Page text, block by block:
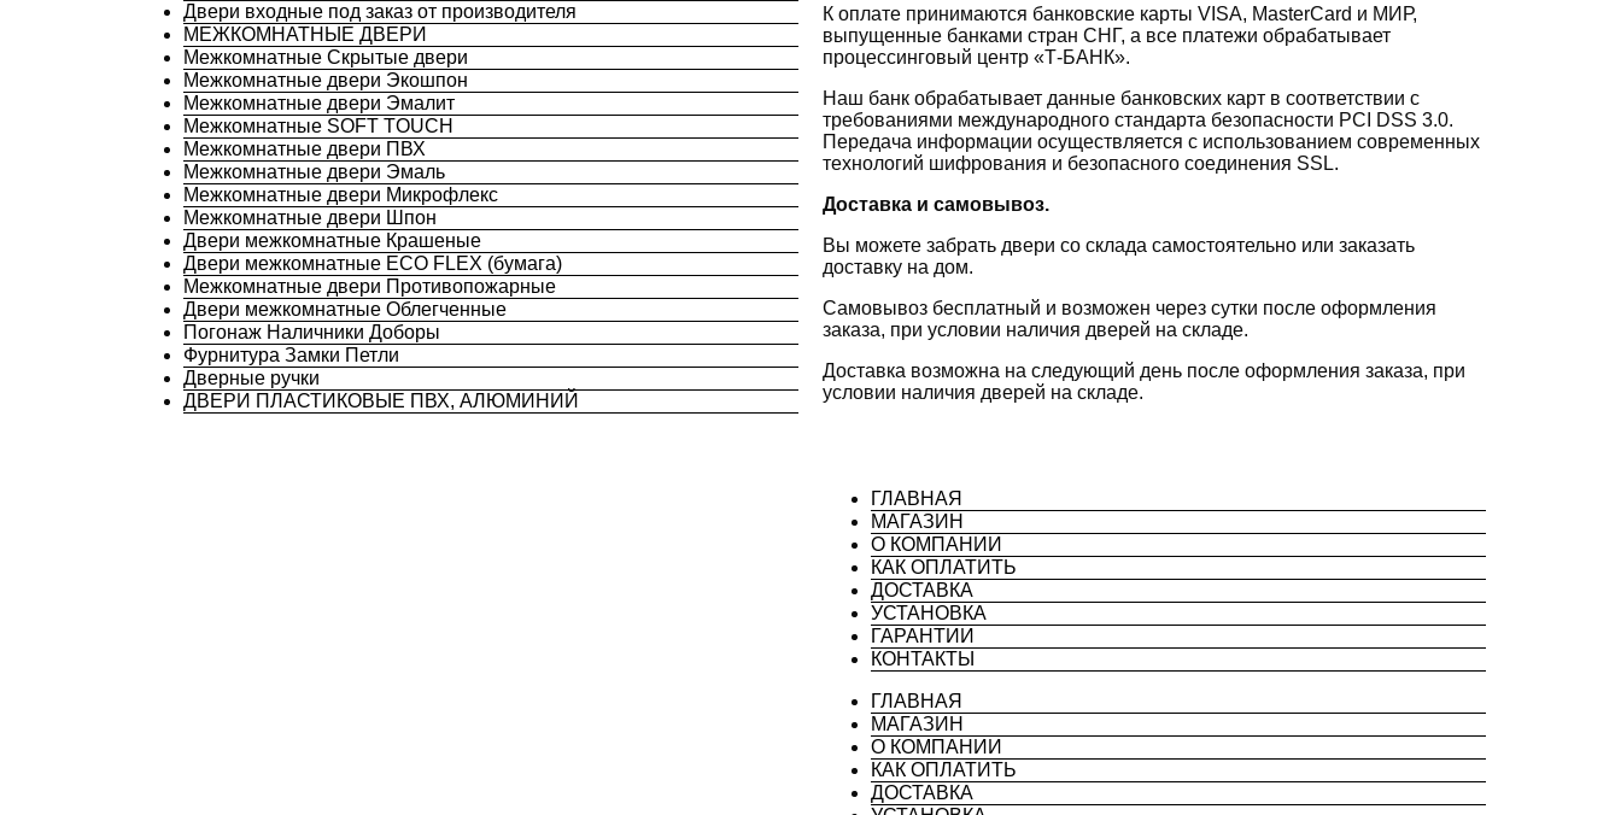
Двери входные под заказ от производителя
МЕЖКОМНАТНЫЕ ДВЕРИ
Межкомнатные Скрытые двери
Межкомнатные двери Экошпон
Межкомнатные двери Эмалит
Межкомнатные SOFT TOUCH
Межкомнатные двери ПВХ
Межкомнатные двери Эмаль
Межкомнатные двери Микрофлекс
Межкомнатные двери Шпон
Двери межкомнатные Крашеные
Двери межкомнатные ECO FLEX (бумага)
Межкомнатные двери Противопожарные
Двери межкомнатные Облегченные
Погонаж Наличники Доборы
Фурнитура Замки Петли
Дверные ручки
ДВЕРИ ПЛАСТИКОВЫЕ ПВХ, АЛЮМИНИЙ
К оплате принимаются банковские карты VISA, MasterCard и МИР,
выпущенные банками стран СНГ, а все платежи обрабатывает
процессинговый центр «Т-БАНК».
Наш банк обрабатывает данные банковских карт в соответствии с
требованиями международного стандарта безопасности PCI DSS 3.0.
Передача информации осуществляется с использованием современных
технологий шифрования и безопасного соединения SSL.
Доставка и самовывоз.
Вы можете забрать двери со склада самостоятельно или заказать
доставку на дом.
Самовывоз бесплатный и возможен через сутки после оформления
заказа, при условии наличия дверей на складе.
Доставка возможна на следующий день после оформления заказа, при
условии наличия дверей на складе.
ГЛАВНАЯ
МАГАЗИН
О КОМПАНИИ
КАК ОПЛАТИТЬ
ДОСТАВКА
УСТАНОВКА
ГАРАНТИИ
КОНТАКТЫ
ГЛАВНАЯ
МАГАЗИН
О КОМПАНИИ
КАК ОПЛАТИТЬ
ДОСТАВКА